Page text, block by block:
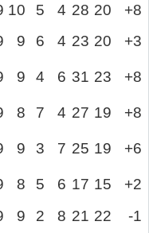
10 5 4 28 20
+8
9 6 4 23 20 +3
9 4 6 31 23 +8
8 7 4 27 19 +8
9 3 7 25 19 +6
8 5 6 17 15
+2
9 2 8 21 22
-1